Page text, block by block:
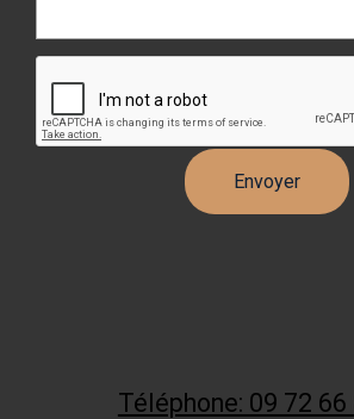
Téléphone: 09 72 66